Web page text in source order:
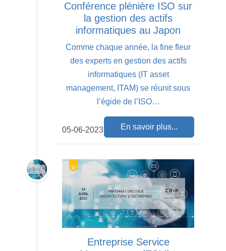
Conférence plénière ISO sur
la gestion des actifs
informatiques au Japon
Comme chaque année, la fine fleur
des experts en gestion des actifs
informatiques (IT asset
management, ITAM) se réunit sous
l’égide de l’ISO…
En savoir plus...
05-06-2023
Entreprise Service